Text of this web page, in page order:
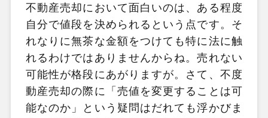
不動産売却において面白いのは、ある程度
自分で値段を決められるという点です。そ
れなりに無茶な金額をつけても特に法に触
れるわけではありませんからね。売れない
可能性が格段にあがりますが。さて、不度
動産売却の際に「売値を変更することは可
能なのか」という疑問はだれても浮かびま